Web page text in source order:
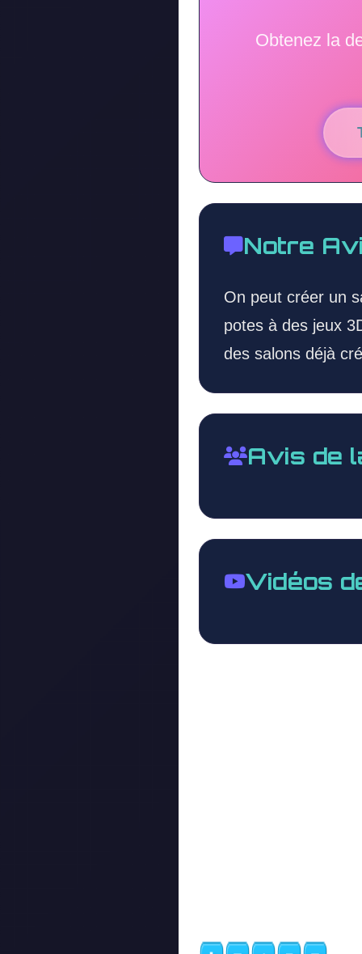
Obtenez la
Notre
On peut créer un
potes à des jeux
des salons déjà
Avis de
Vidéos